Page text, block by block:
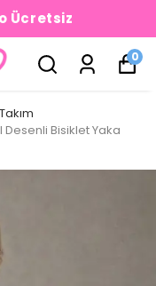
Ücretsiz
0
Bisiklet Yaka